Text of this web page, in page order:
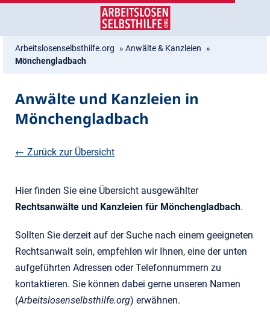
Zum
Zur
Anwälte und Kanzleien in
Mönchengladbach
Arbeitslosenselbsthilfe.org » Anwälte & Kanzleien
»
Mönchengladbach
← Zurück zur Übersicht
Hier finden Sie eine Übersicht ausgewählter
Rechtsanwälte und Kanzleien für Mönchengladbach.
Sollten Sie derzeit auf der Suche nach einem geeigneten
Rechtsanwalt sein, empfehlen wir Ihnen, eine der unten
aufgeführten Adressen oder Telefonnummern zu
kontaktieren. Sie können dabei gerne unseren Namen
(Arbeitslosenselbsthilfe.org) erwähnen.